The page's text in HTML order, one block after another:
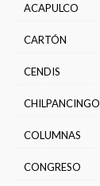
ACAPULCO
CARTÓN
CENDIS
CHILPANCINGO
COLUMNAS
CONGRESO